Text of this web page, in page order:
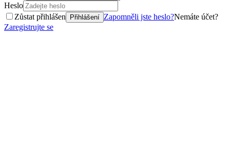
Heslo
Zůstat přihlášen
Přihlášení Zapomněli jste heslo?Nemáte účet?
Zaregistrujte se